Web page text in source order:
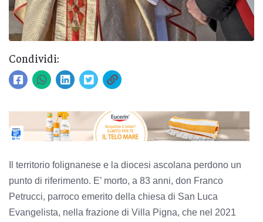
Condividi:
Il territorio folignanese e la diocesi ascolana perdono un
punto di riferimento. E’ morto, a 83 anni, don Franco
Petrucci, parroco emerito della chiesa di San Luca
Evangelista, nella frazione di Villa Pigna, che nel 2021